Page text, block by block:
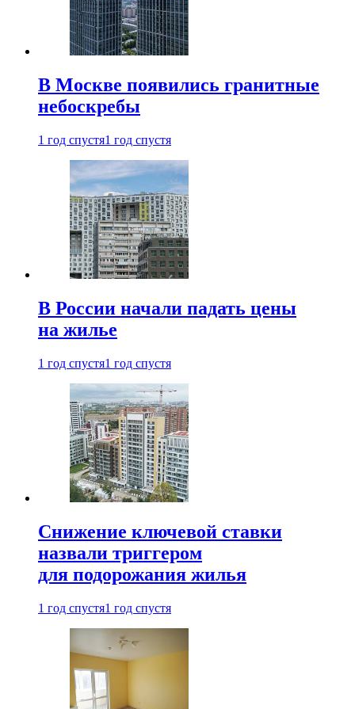
В Москве появились гранитные
небоскребы
1 год спустя1 год спустя
В России начали падать цены
на жилье
1 год спустя1 год спустя
Снижение ключевой ставки
назвали триггером
для подорожания жилья
1 год спустя1 год спустя